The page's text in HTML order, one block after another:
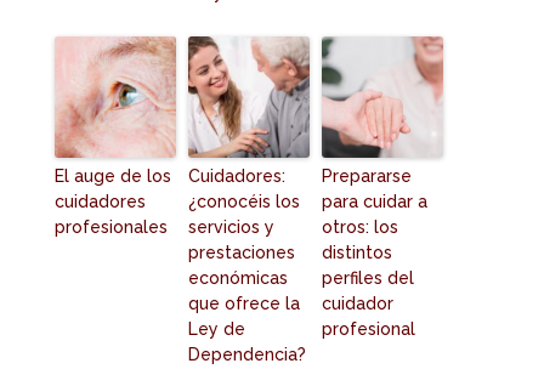
El auge de los
cuidadores
profesionales
Cuidadores:
¿conocéis los
servicios y
prestaciones
económicas
que ofrece la
Ley de
Dependencia?
Prepararse
para cuidar a
otros: los
distintos
perfiles del
cuidador
profesional